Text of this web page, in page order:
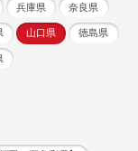
兵庫県 奈良県
山口県 徳島県